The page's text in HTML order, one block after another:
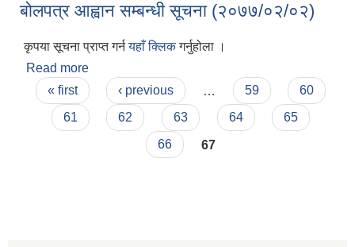
बोलपत्र आह्वान सम्बन्धी सूचना (२०७७/०२/०२)
कृपया सूचना प्राप्त गर्नयहाँ क्लिकगर्नुहोला ।
Read more
Pages
« first ‹ previous 59
60
61
62 63 64
65
66
67